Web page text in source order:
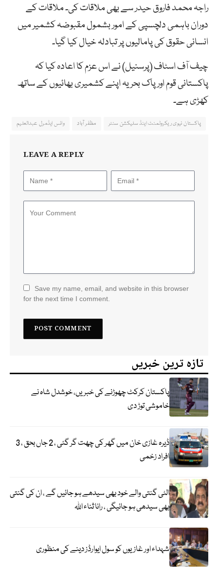
راجہ محمد فاروق حیدر سے بھی ملاقات کی۔ ملاقات کے
دوران باہمی دلچسپی کے امور بشمول مقبوضہ کشمیر میں
انسانی حقوق کی پامالیوں پر تبادلہ خیال کیا گیا۔
چیف آف اسٹاف (پرسنیل) نے اس عزم کا اعادہ کیا کہ
پاکستانی قوم اور پاک بحریہ اپنے کشمیری بھائیوں کے ساتھ
کھڑی ہے۔
پاکستان نیوی ریکروٹمنٹ اینڈ سلیکشن سنٹر مظفر آباد وائس ایڈمرل عبدالعلیم
LEAVE A REPLY
Save my name, email, and website in this browser
for the next time I comment.
تازہ ترین خبریں
پاکستان کرکٹ چھوڑنے کی خبریں، خوشدل شاہ نے
خاموشی توڑ دی
ڈیرہ غازی خان میں گھر کی چھت گر گئی ، 2 جاں بحق ، 3
افراد زخمی
الٹی گنتی والے خود بھی سیدھے ہو جائیں گے ، ان کی گنتی
بھی سیدھی ہو جائیگی ، رانا ثناء اللہ
شہداء اور غازیوں کو سول ایوارڈز دینے کی منظوری